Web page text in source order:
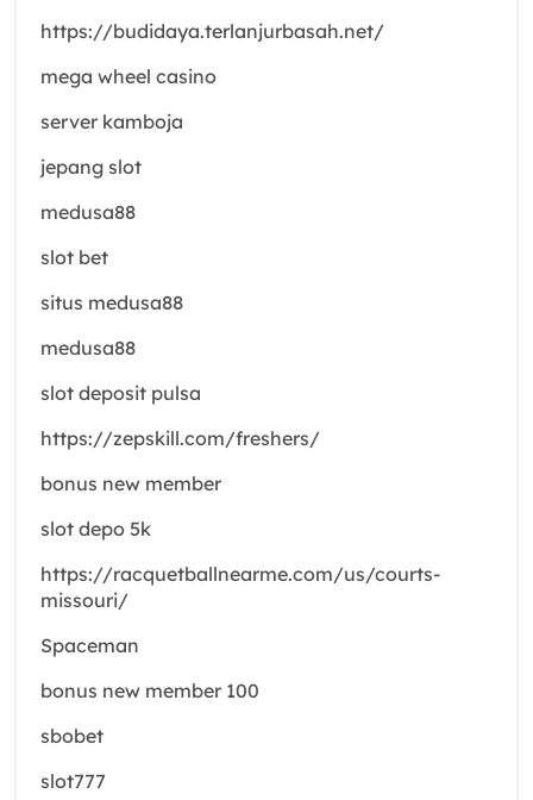
https://budidaya.terlanjurbasah.net/
mega wheel casino
server kamboja
jepang slot
medusa88
slot bet
situs medusa88
medusa88
slot deposit pulsa
https://zepskill.com/freshers/
bonus new member
slot depo 5k
https://racquetballnearme.com/us/courts-
missouri/
Spaceman
bonus new member 100
sbobet
slot777